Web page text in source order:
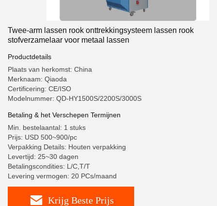
Twee-arm lassen rook onttrekkingsysteem lassen rook
stofverzamelaar voor metaal lassen
Productdetails
Plaats van herkomst: China
Merknaam: Qiaoda
Certificering: CE/ISO
Modelnummer: QD-HY1500S/2200S/3000S
Betaling & het Verschepen Termijnen
Min. bestelaantal: 1 stuks
Prijs: USD 500~900/pc
Verpakking Details: Houten verpakking
Levertijd: 25~30 dagen
Betalingscondities: L/C,T/T
Levering vermogen: 20 PCs/maand
Krijg Beste Prijs